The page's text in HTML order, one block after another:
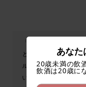
「Felso Mo-I Arany
と甘味のバランスが良
ルを感じられる一本で
い方におすすめです。
あなた
20歳未満の飲
飲酒は20歳に